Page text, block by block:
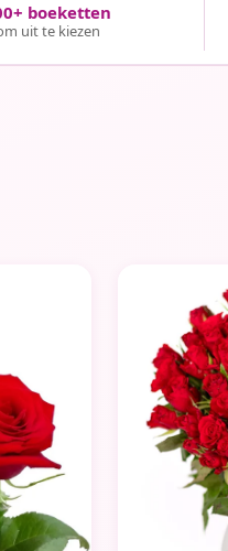
boeketten
uit te kiezen